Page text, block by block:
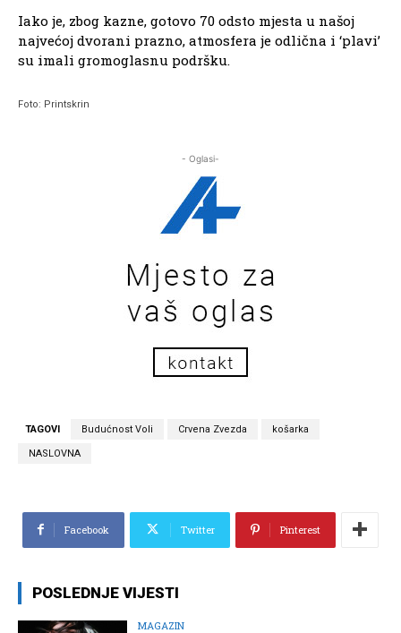
Iako je, zbog kazne, gotovo 70 odsto mjesta u našoj
najvećoj dvorani prazno, atmosfera je odlična i ‘plavi’
su imali gromoglasnu podršku.
Foto: Printskrin
- Oglasi-
TAGOVI Budućnost Voli Crvena Zvezda košarka
NASLOVNA
Facebook Twitter Pinterest
POSLEDNJE VIJESTI
MAGAZIN